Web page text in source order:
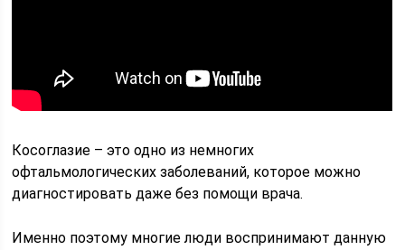
Косоглазие – это одно из немногих
офтальмологических заболеваний, которое можно
диагностировать даже без помощи врача.
Именно поэтому многие люди воспринимают данную